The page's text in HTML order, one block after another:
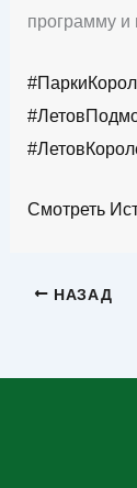
программу и
Смотреть
НАЗАД